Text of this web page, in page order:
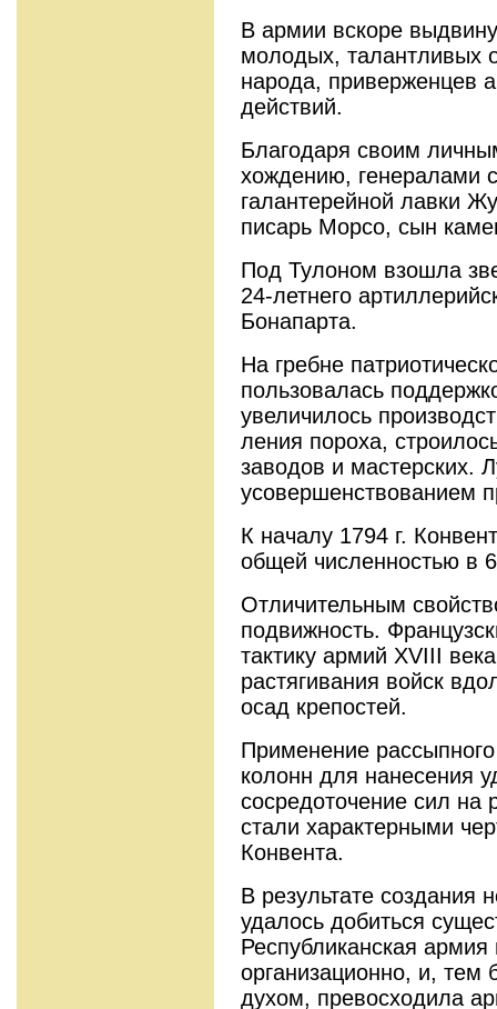
В армии вскоре
молодых, талантли­вых
народа, приверженцев
действий.
Благодаря своим
хождению, генералами
галантерейной лавки
писарь Морсо, сын
Под Тулоном взошла
24-летнего
Бонапарта.
На гребне
пользовалась
увеличилось
ления пороха,
заводов и мастерских.
усовершенствованием
К началу 1794 г.
общей чис­ленностью в
Отличительным
подвиж­ность.
тактику армий XVIII
растягивания войск
осад крепостей.
Применение
колонн для нанесения
сосредоточение сил
стали характерными
Конвента.
В результате создания
удалось добиться
Республиканская
организационно, и,
духом, превосходила